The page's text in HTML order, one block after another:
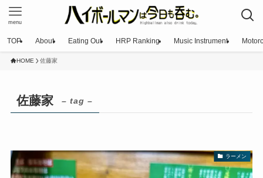
menu
TOP About Eating Out HRP Ranking Music Instrument
HOME 佐藤家
佐藤家 – tag –
ラーメン